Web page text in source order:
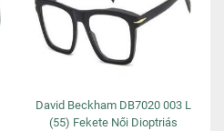
David Beckham DB7020 003 L
(55) Fekete Női Dioptriás